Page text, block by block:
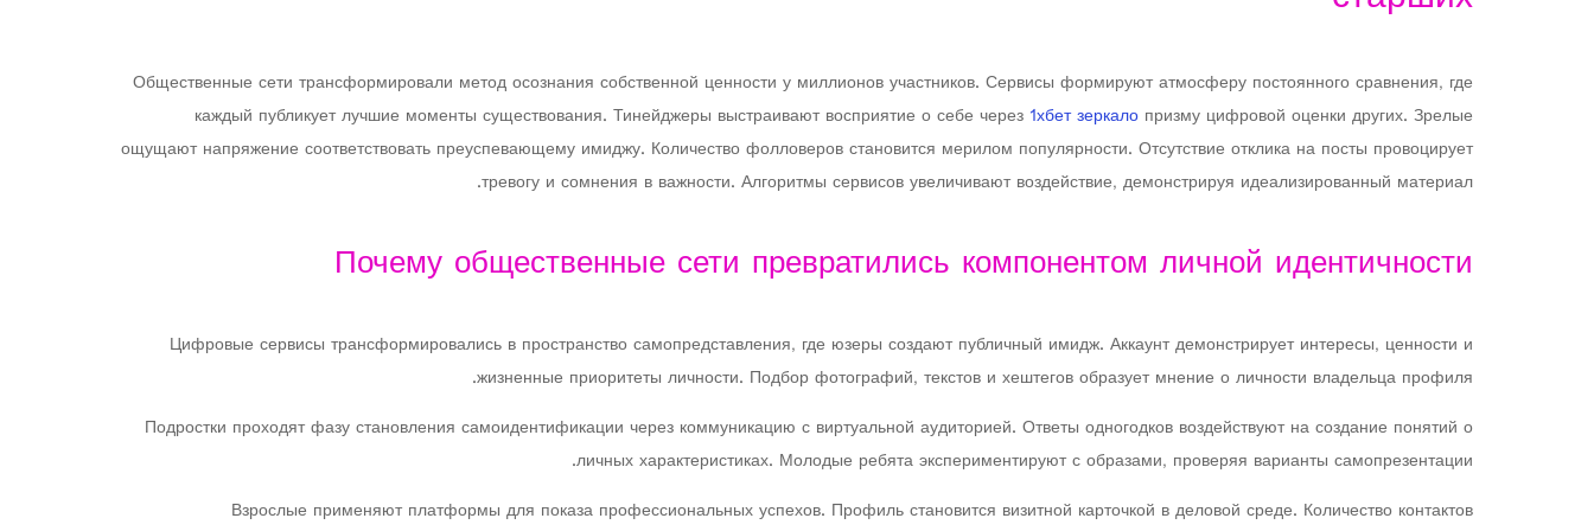
Общественные сети трансформировали метод осознания собственной ценности у миллионов участников. Сервисы формируют атмосферу постоянного сравнения, где
каждый публикует лучшие моменты существования. Тинейджеры выстраивают восприятие о себе через 1хбет зеркало призму цифровой оценки других. Зрелые
ощущают напряжение соответствовать преуспевающему имиджу. Количество фолловеров становится мерилом популярности. Отсутствие отклика на посты провоцирует
тревогу и сомнения в важности. Алгоритмы сервисов увеличивают воздействие, демонстрируя идеализированный материал.
Почему общественные сети превратились компонентом личной идентичности
Цифровые сервисы трансформировались в пространство самопредставления, где юзеры создают публичный имидж. Аккаунт демонстрирует интересы, ценности и
жизненные приоритеты личности. Подбор фотографий, текстов и хештегов образует мнение о личности владельца профиля.
Подростки проходят фазу становления самоидентификации через коммуникацию с виртуальной аудиторией. Ответы одногодков воздействуют на создание понятий о
личных характеристиках. Молодые ребята экспериментируют с образами, проверяя варианты самопрезентации.
Взрослые применяют платформы для показа профессиональных успехов. Профиль становится визитной карточкой в деловой среде. Количество контактов